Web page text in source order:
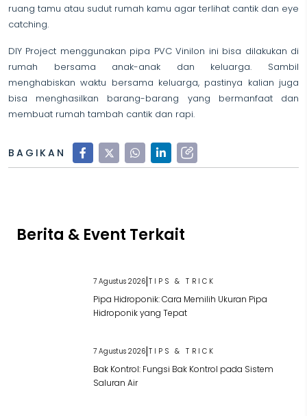
ruang tamu atau sudut rumah kamu agar terlihat cantik dan eye
catching.
DIY Project menggunakan pipa PVC Vinilon ini bisa dilakukan di
rumah bersama anak-anak dan keluarga. Sambil
menghabiskan waktu bersama keluarga, pastinya kalian juga
bisa menghasilkan barang-barang yang bermanfaat dan
membuat rumah tambah cantik dan rapi.
BAGIKAN
Berita & Event Terkait
7 Agustus 2026|TIPS & TRICK
Pipa Hidroponik: Cara Memilih Ukuran Pipa
Hidroponik yang Tepat
7 Agustus 2026|TIPS & TRICK
Bak Kontrol: Fungsi Bak Kontrol pada Sistem
Saluran Air